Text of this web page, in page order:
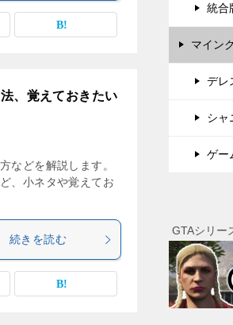
、覚えておきたい
などを解説します。
、小ネタや覚えてお
続きを読む
統合
マイン
デレ
シャ
ゲー
GTAシリー